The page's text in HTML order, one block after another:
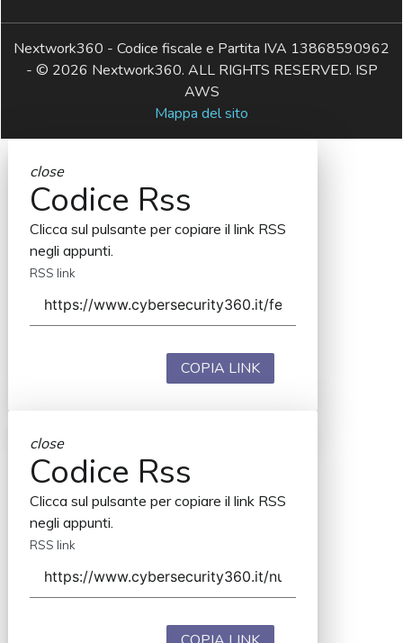
Nextwork360 - Codice fiscale e Partita IVA 13868590962
- © 2026 Nextwork360. ALL RIGHTS RESERVED. ISP
AWS
Mappa del sito
close
Codice Rss
Clicca sul pulsante per copiare il link RSS
negli appunti.
RSS link
COPIA LINK
close
Codice Rss
Clicca sul pulsante per copiare il link RSS
negli appunti.
RSS link